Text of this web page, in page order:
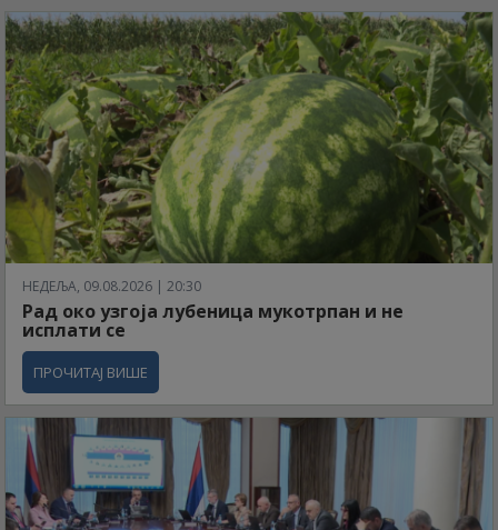
НЕДЕЉА, 09.08.2026 | 20:30
Рад око узгоја лубеница мукотрпан и не
исплати се
ПРОЧИТАЈ ВИШЕ